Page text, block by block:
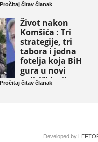
Pročitaj čitav članak
Život nakon
Komšića : Tri
strategije, tri
tabora i jedna
fotelja koja BiH
gura u novi
politički triler
Pročitaj čitav članak
Developed by